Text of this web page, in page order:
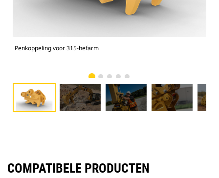
Penkoppeling voor 315-hefarm
COMPATIBELE PRODUCTEN